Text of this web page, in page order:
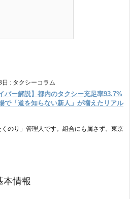
: タクシーコラム
バー解説】都内のタクシー充足率93.7%
で「道を知らない新人」が増えたリアル
くのり」管理人です。組合にも属さず、東京
本情報